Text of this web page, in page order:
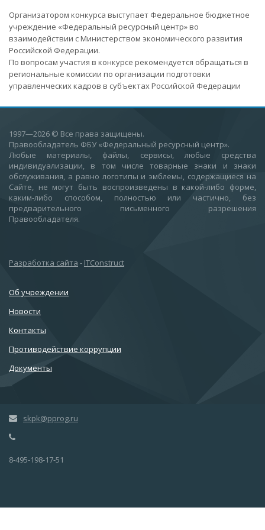
Организатором конкурса выступает Федеральное бюджетное
учреждение «Федеральный ресурсный центр» во
взаимодействии с Министерством экономического развития
Российской Федерации.
По вопросам участия в конкурсе рекомендуется обращаться в
региональные комиссии по организации подготовки
управленческих кадров в субъектах Российской Федерации
1997—2026 © Все права защищены.
Правообладатель ФБУ «Федеральный ресурсный центр».
Любые материалы, файлы, сервисы, любые средства
индивидуализации, в том числе товарные знаки и знаки
обслуживания, а равно логотипы и эмблемы, содержащиеся на
Сайте, не могут быть воспроизведены в какой-либо форме,
каким-либо способом, полностью или частично, без
предварительного письменного разрешения
Правообладателя.
Разработка сайта - ITConstruct
Об учреждении
Новости
Контакты
Противодействие коррупции
Документы
skpk@pprog.ru
8-495-198-17-51